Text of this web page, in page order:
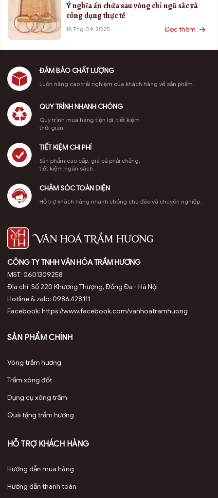
Ý nghĩa ẩn chứa sau vòng chỉ ngũ sắc và
công dụng thực tế
18 Thg 09, 2025 Đọc thêm
ĐẢM BẢO CHẤT LƯỢNG
Luôn nâng cao trải nghiệm của khách hàng về sản phẩm.
QUY TRÌNH NHANH CHÓNG
Quy trình mua hàng tiện lợi, tiết kiệm
thời gian.
TIẾT KIỆM CHI PHÍ
Sản phẩm cao cấp, giá cả phải chăng,
tiết kiệm ngân sách.
CHĂM SÓC TOÀN DIỆN
Hỗ trợ khách hàng nhanh chóng chu đáo và chuyên nghiệp.
CÔNG TY TNHH VĂN HÓA TRẦM HƯƠNG
MST: 0601309258
Địa chỉ: Số 220 Khương Thượng, Đống Đa - Hà Nội
Hotline & zalo: 0986.428.111
Facebook: https://www.facebook.com/vanhoatramhuong
SẢN PHẨM CHÍNH
Vòng trầm hương
Trầm xông đốt
Dụng cụ xông trầm
Quà tặng trầm hương
HỖ TRỢ KHÁCH HÀNG
Hướng dẫn mua hàng
Hướng dẫn thanh toán